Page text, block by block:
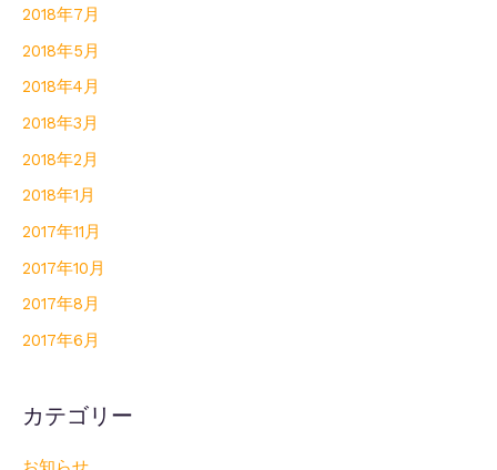
2018年7月
2018年5月
2018年4月
2018年3月
2018年2月
2018年1月
2017年11月
2017年10月
2017年8月
2017年6月
カテゴリー